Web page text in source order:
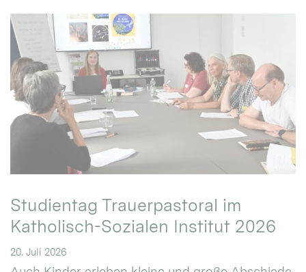
Studientag Trauerpastoral im
Katholisch-Sozialen Institut 2026
20. Juli 2026